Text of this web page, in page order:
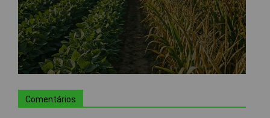
Comentários